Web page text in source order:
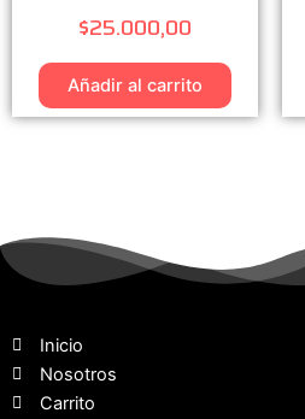
$25.000,00
Añadir al carrito
Inicio
Nosotros
Carrito